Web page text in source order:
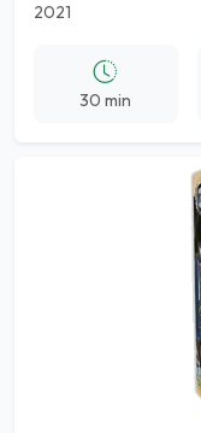
2021
30 min